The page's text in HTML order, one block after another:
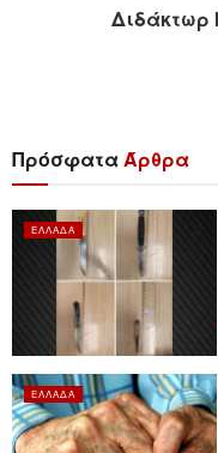
Διδάκτωρ
ΠρόσφαταΆρθρα
ΕΛΛΆΔΑ
ΕΛΛΆΔΑ